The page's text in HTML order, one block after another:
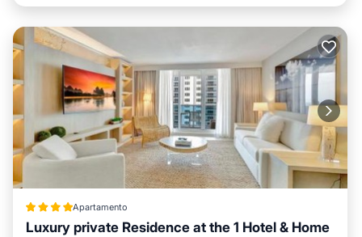
Apartamento
Luxury private Residence at the 1 Hotel & Home